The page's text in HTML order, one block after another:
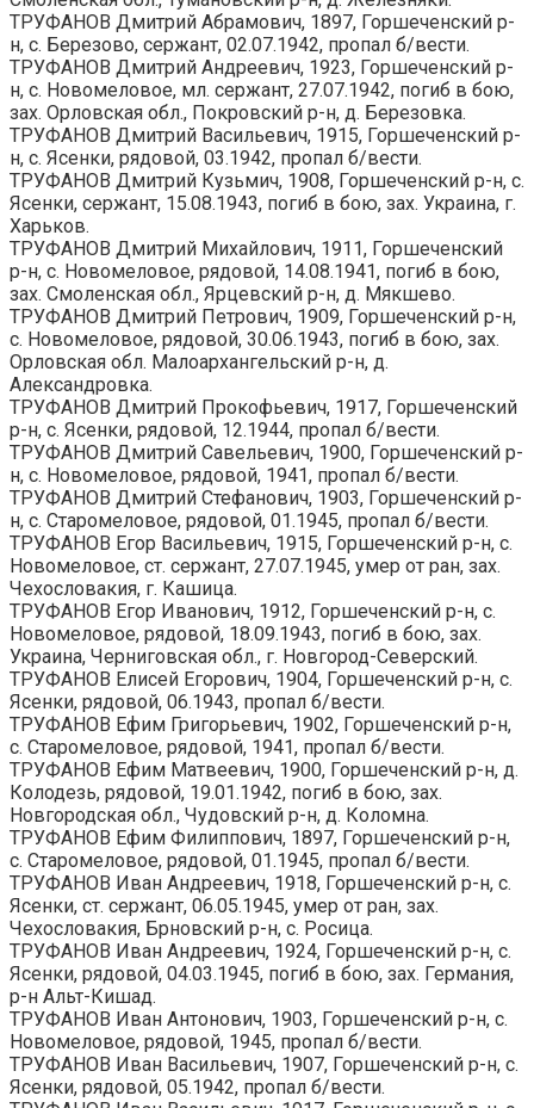
ТРУФАНОВ Дмитрий Абрамович, 1897, Горшеченский р-
н, с. Березово, сержант, 02.07.1942, пропал б/вести.
ТРУФАНОВ Дмитрий Андреевич, 1923, Горшеченский р-
н, с. Новомеловое, мл. сержант, 27.07.1942, погиб в бою,
зах. Орловская обл., Покровский р-н, д. Березовка.
ТРУФАНОВ Дмитрий Васильевич, 1915, Горшеченский р-
н, с. Ясенки, рядовой, 03.1942, пропал б/вести.
ТРУФАНОВ Дмитрий Кузьмич, 1908, Горшеченский р-н, с.
Ясенки, сержант, 15.08.1943, погиб в бою, зах. Украина, г.
Харьков.
ТРУФАНОВ Дмитрий Михайлович, 1911, Горшеченский
р-н, с. Новомеловое, рядовой, 14.08.1941, погиб в бою,
зах. Смоленская обл., Ярцевский р-н, д. Мякшево.
ТРУФАНОВ Дмитрий Петрович, 1909, Горшеченский р-н,
с. Новомеловое, рядовой, 30.06.1943, погиб в бою, зах.
Орловская обл. Малоархангельский р-н, д.
Александровка.
ТРУФАНОВ Дмитрий Прокофьевич, 1917, Горшеченский
р-н, с. Ясенки, рядовой, 12.1944, пропал б/вести.
ТРУФАНОВ Дмитрий Савельевич, 1900, Горшеченский р-
н, с. Новомеловое, рядовой, 1941, пропал б/вести.
ТРУФАНОВ Дмитрий Стефанович, 1903, Горшеченский р-
н, с. Старомеловое, рядовой, 01.1945, пропал б/вести.
ТРУФАНОВ Егор Васильевич, 1915, Горшеченский р-н, с.
Новомеловое, ст. сержант, 27.07.1945, умер от ран, зах.
Чехословакия, г. Кашица.
ТРУФАНОВ Егор Иванович, 1912, Горшеченский р-н, с.
Новомеловое, рядовой, 18.09.1943, погиб в бою, зах.
Украина, Черниговская обл., г. Новгород-Северский.
ТРУФАНОВ Елисей Егорович, 1904, Горшеченский р-н, с.
Ясенки, рядовой, 06.1943, пропал б/вести.
ТРУФАНОВ Ефим Григорьевич, 1902, Горшеченский р-н,
с. Старомеловое, рядовой, 1941, пропал б/вести.
ТРУФАНОВ Ефим Матвеевич, 1900, Горшеченский р-н, д.
Колодезь, рядовой, 19.01.1942, погиб в бою, зах.
Новгородская обл., Чудовский р-н, д. Коломна.
ТРУФАНОВ Ефим Филиппович, 1897, Горшеченский р-н,
с. Старомеловое, рядовой, 01.1945, пропал б/вести.
ТРУФАНОВ Иван Андреевич, 1918, Горшеченский р-н, с.
Ясенки, ст. сержант, 06.05.1945, умер от ран, зах.
Чехословакия, Брновский р-н, с. Росица.
ТРУФАНОВ Иван Андреевич, 1924, Горшеченский р-н, с.
Ясенки, рядовой, 04.03.1945, погиб в бою, зах. Германия,
р-н Альт-Кишад.
ТРУФАНОВ Иван Антонович, 1903, Горшеченский р-н, с.
Новомеловое, рядовой, 1945, пропал б/вести.
ТРУФАНОВ Иван Васильевич, 1907, Горшеченский р-н, с.
Ясенки, рядовой, 05.1942, пропал б/вести.